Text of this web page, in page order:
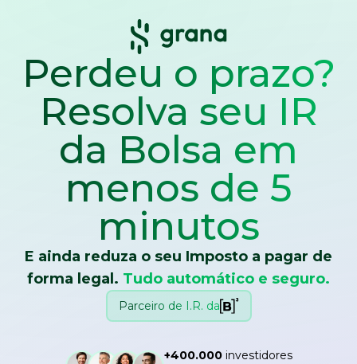
Perdeu o prazo?
Resolva seu IR
da Bolsa em
menos de 5
minutos
E ainda reduza o seu Imposto a pagar de
forma legal. Tudo automático e seguro.
Parceiro de I.R. da
+400.000investidores